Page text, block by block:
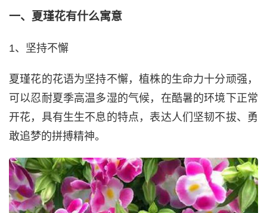
一、夏瑾花有什么寓意
1、坚持不懈
夏瑾花的花语为坚持不懈，植株的生命力十分顽强，
可以忍耐夏季高温多湿的气候，在酷暑的环境下正常
开花，具有生生不息的特点，表达人们坚韧不拔、勇
敢追梦的拼搏精神。